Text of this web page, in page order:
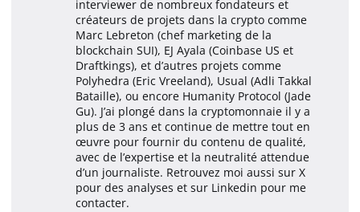
interviewer de nombreux fondateurs et
créateurs de projets dans la crypto comme
Marc Lebreton (chef marketing de la
blockchain SUI), EJ Ayala (Coinbase US et
Draftkings), et d’autres projets comme
Polyhedra (Eric Vreeland), Usual (Adli Takkal
Bataille), ou encore Humanity Protocol (Jade
Gu). J’ai plongé dans la cryptomonnaie il y a
plus de 3 ans et continue de mettre tout en
œuvre pour fournir du contenu de qualité,
avec de l’expertise et la neutralité attendue
d’un journaliste. Retrouvez moi aussi sur X
pour des analyses et sur Linkedin pour me
contacter.